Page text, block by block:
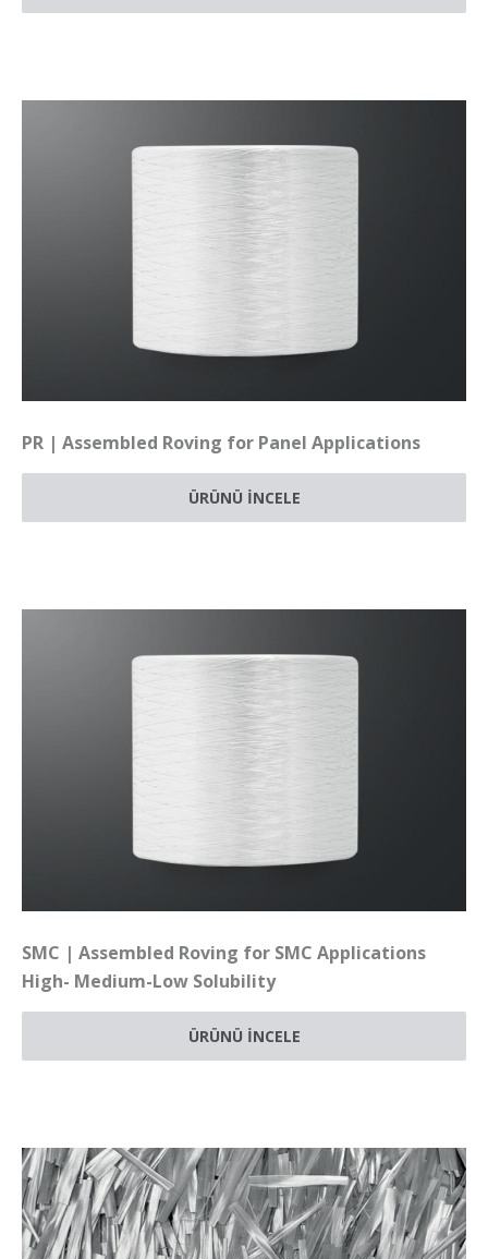
PR | Assembled Roving for Panel Applications
ÜRÜNÜ İNCELE
SMC | Assembled Roving for SMC Applications
High- Medium-Low Solubility
ÜRÜNÜ İNCELE